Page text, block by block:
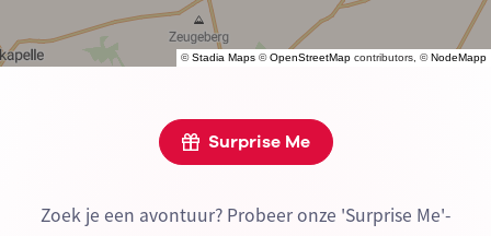
©Stadia Maps ©OpenStreetMap contributors, ©NodeMapp
Surprise Me
Zoek je een avontuur? Probeer onze 'Surprise Me'-